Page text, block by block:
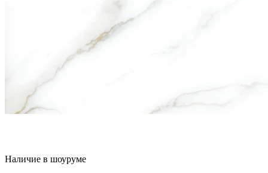
Наличие в шоуруме